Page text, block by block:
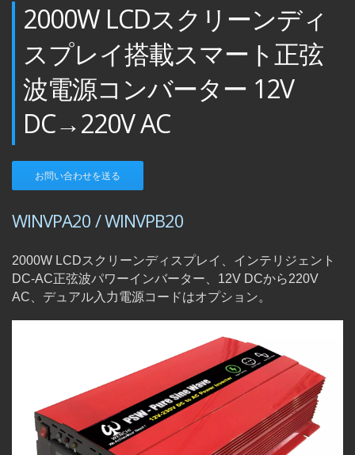
2000W LCDスクリーンディ
スプレイ搭載スマート正弦
波電源コンバーター 12V
DC→220V AC
お問い合わせを送る
WINVPA20 / WINVPB20
2000W LCDスクリーンディスプレイ、インテリジェント
DC-AC正弦波パワーインバーター、12V DCから220V
AC、デュアル入力電源コードはオプション。